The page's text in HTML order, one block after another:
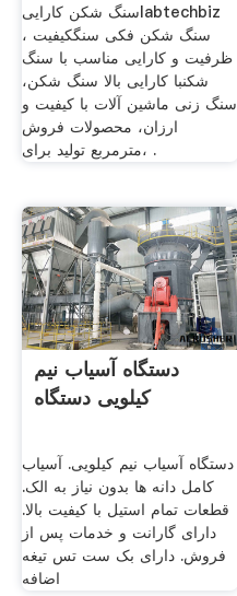
سنگ شکن کاراییlabtechbiz
سنگ شکن فکی سنگکیفیت ،
ظرفیت و کارایی مناسب با سنگ
شکنبا کارایی بالا سنگ شکن،
سنگ زنی ماشین آلات با کیفیت و
ارزان، محصولات فروش
،مترمربع تولید برای .
دستگاه آسیاب نیم
کیلویی دستگاه
دستگاه آسیاب نیم کیلویی. آسیاب
کامل دانه ها بدون نیاز به الک.
قطعات تمام استیل با کیفیت بالا.
دارای گارانت و خدمات پس از
فروش. دارای بک ست تس تیغه
اضافه